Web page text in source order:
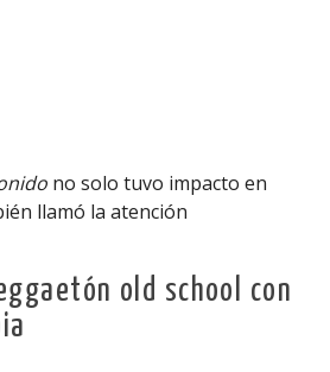
no solo tuvo impacto en
llamó la atención
old school con